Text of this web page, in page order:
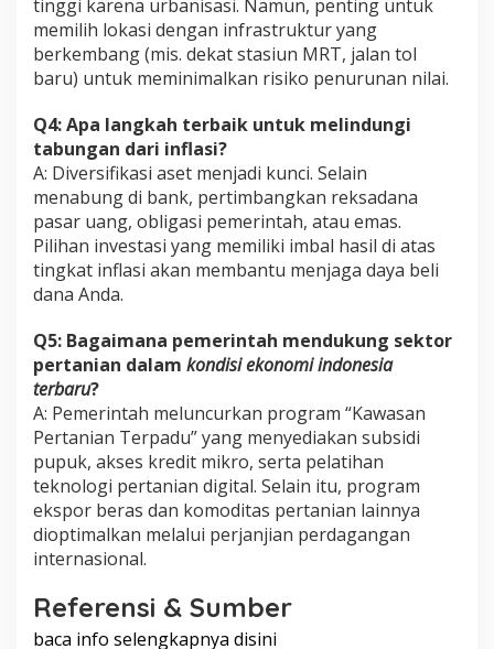
tinggi karena urbanisasi. Namun, penting untuk
memilih lokasi dengan infrastruktur yang
berkembang (mis. dekat stasiun MRT, jalan tol
baru) untuk meminimalkan risiko penurunan nilai.
Q4: Apa langkah terbaik untuk melindungi
tabungan dari inflasi?
A: Diversifikasi aset menjadi kunci. Selain
menabung di bank, pertimbangkan reksadana
pasar uang, obligasi pemerintah, atau emas.
Pilihan investasi yang memiliki imbal hasil di atas
tingkat inflasi akan membantu menjaga daya beli
dana Anda.
Q5: Bagaimana pemerintah mendukung sektor
pertanian dalam kondisi ekonomi indonesia
terbaru?
A: Pemerintah meluncurkan program “Kawasan
Pertanian Terpadu” yang menyediakan subsidi
pupuk, akses kredit mikro, serta pelatihan
teknologi pertanian digital. Selain itu, program
ekspor beras dan komoditas pertanian lainnya
dioptimalkan melalui perjanjian perdagangan
internasional.
Referensi & Sumber
baca info selengkapnya disini